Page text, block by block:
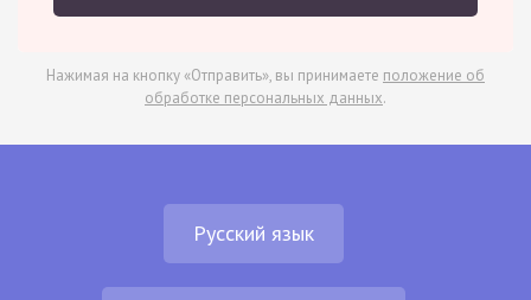
Нажимая на кнопку «Отправить», вы принимаете положение об
обработке персональных данных.
Русский язык